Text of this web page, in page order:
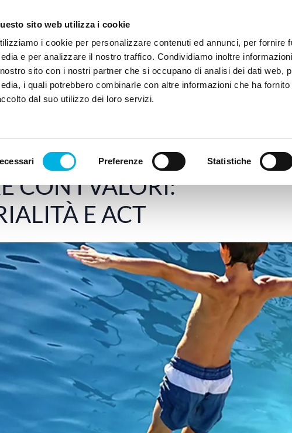
sito web utilizza i cookie
i cookie per personalizzare contenuti ed annunci, per fornire
e per analizzare il nostro traffico. Condividiamo inoltre
sito con i nostri partner che si occupano di analisi dei dati web,
i quali potrebbero combinarle con altre informazioni che ha
dal suo utilizzo dei loro servizi.
Preferenze Statistiche
Poliambulatorio
APPLICATA
CON I VALORI:
E ACT